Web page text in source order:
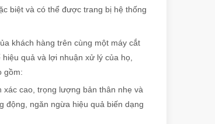
mang đến sự kết hợp hoàn hảo giữa tính di
biệt và có thể được trang bị hệ thống
khách hàng trên cùng một máy cắt
quả và lợi nhuận xử lý của họ,
gồm:
cao, trọng lượng bản thân nhẹ và
động, ngăn ngừa hiệu quả biến dạng